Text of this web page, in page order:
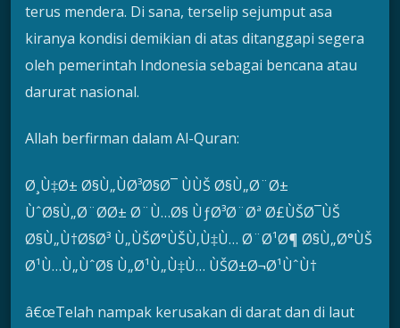
terus mendera. Di sana, terselip sejumput asa
kiranya kondisi demikian di atas ditanggapi segera
oleh pemerintah Indonesia sebagai bencana atau
darurat nasional.
Allah berfirman dalam Al-Quran:
Ø¸Ù‡Ø± Ø§Ù„ÙØ³Ø§Ø¯ ÙÙŠ Ø§Ù„Ø¨Ø±
ÙˆØ§Ù„Ø¨Ø­Ø± Ø¨Ù…Ø§ ÙƒØ³Ø¨Øª Ø£ÙŠØ¯ÙŠ
Ø§Ù„Ù†Ø§Ø³ Ù„ÙŠØ°ÙŠÙ‚Ù‡Ù… Ø¨Ø¹Ø¶ Ø§Ù„Ø°ÙŠ
Ø¹Ù…Ù„ÙˆØ§ Ù„Ø¹Ù„Ù‡Ù… ÙŠØ±Ø¬Ø¹ÙˆÙ†
â€œTelah nampak kerusakan di darat dan di laut